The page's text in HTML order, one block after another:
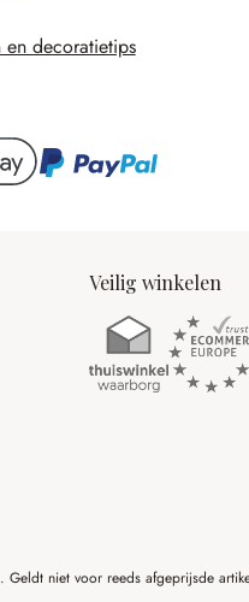
decoratietips
Veilig winkelen
niet voor reeds afgeprijsde